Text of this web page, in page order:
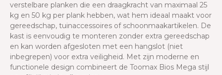
verstelbare planken die een draagkracht van maximaal 25
kg en 50 kg per plank hebben, wat hem ideaal maakt voor
gereedschap, tuinaccessoires of schoonmaakartikelen. De
kast is eenvoudig te monteren zonder extra gereedschap
en kan worden afgesloten met een hangslot (niet
inbegrepen) voor extra veiligheid. Met zijn moderne en
functionele design combineert de Toomax Bios Mega stijl